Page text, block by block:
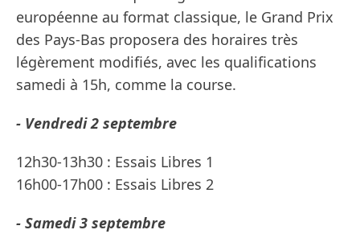
européenne au format classique, le Grand Prix
des Pays-Bas proposera des horaires très
légèrement modifiés, avec les qualifications
samedi à 15h, comme la course.
- Vendredi 2 septembre
12h30-13h30 : Essais Libres 1
16h00-17h00 : Essais Libres 2
- Samedi 3 septembre